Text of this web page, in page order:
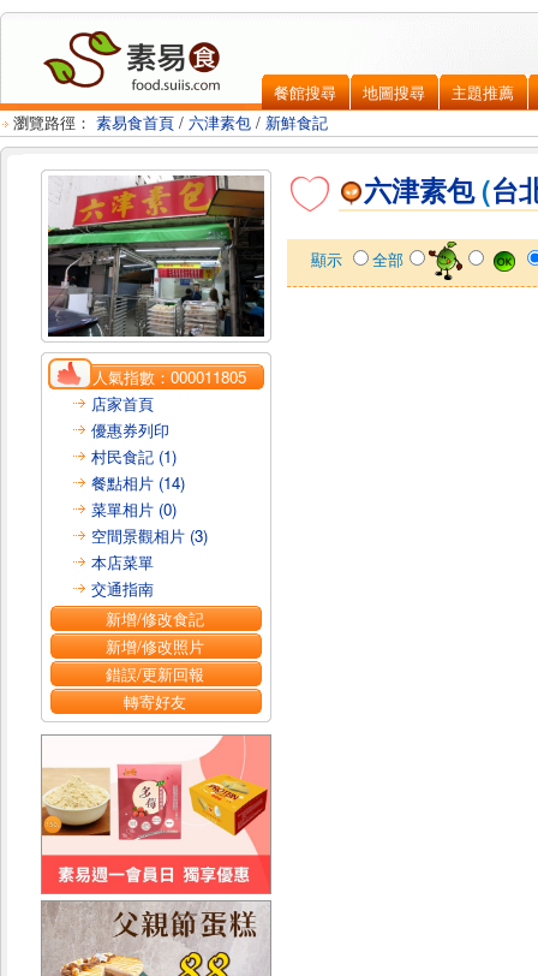
餐館搜尋 地圖搜尋
主題推薦
瀏覽路徑： 素易食首頁 / 六津素包 / 新鮮食記
人氣指數：000011805
店家首頁
優惠券列印
村民食記 (1)
餐點相片 (14)
菜單相片 (0)
空間景觀相片 (3)
本店菜單
交通指南
新增/修改食記
新增/修改照片
錯誤/更新回報
轉寄好友
六津素包 (台
顯示 全部